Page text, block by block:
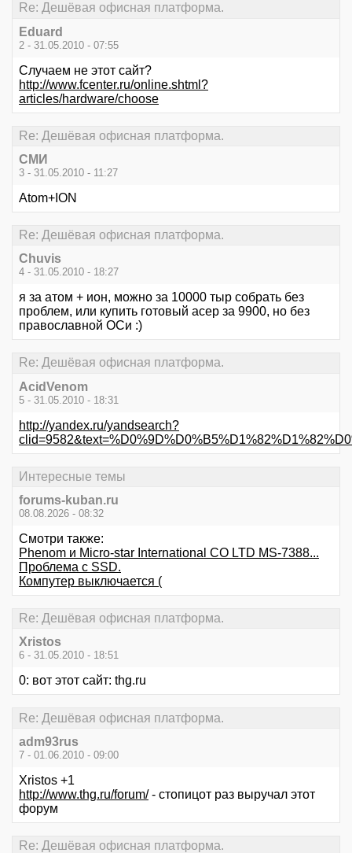
Re: Дешёвая офисная платформа.
Eduard
2 - 31.05.2010 - 07:55
Случаем не этот сайт?
http://www.fcenter.ru/online.shtml?
articles/hardware/choose
Re: Дешёвая офисная платформа.
СМИ
3 - 31.05.2010 - 11:27
Atom+ION
Re: Дешёвая офисная платформа.
Chuvis
4 - 31.05.2010 - 18:27
я за атом + ион, можно за 10000 тыр собрать без
проблем, или купить готовый асер за 9900, но без
православной ОСи :)
Re: Дешёвая офисная платформа.
AcidVenom
5 - 31.05.2010 - 18:31
http://yandex.ru/yandsearch?
Интересные темы
forums-kuban.ru
08.08.2026 - 08:32
Смотри также:
Phenom и Micro-star International CO LTD MS-7388...
Проблема с SSD.
Компутер выключается (
Re: Дешёвая офисная платформа.
Xristos
6 - 31.05.2010 - 18:51
0: вот этот сайт: thg.ru
Re: Дешёвая офисная платформа.
adm93rus
7 - 01.06.2010 - 09:00
Xristos +1
http://www.thg.ru/forum/- стопицот раз выручал этот
форум
Re: Дешёвая офисная платформа.